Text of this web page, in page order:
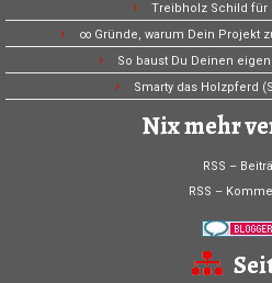
Treibholz Schild für
∞ Gründe, warum Dein Projekt
So baust Du Deinen
Smarty das Holzpferd
Nix mehr
RSS –
RSS –